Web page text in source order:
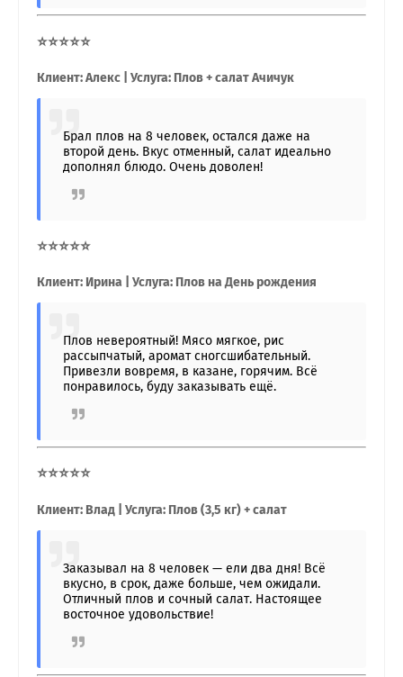
⭐⭐⭐⭐⭐
Клиент: Алекс | Услуга: Плов + салат Ачичук
Брал плов на 8 человек, остался даже на
второй день. Вкус отменный, салат идеально
дополнял блюдо. Очень доволен!
⭐⭐⭐⭐⭐
Клиент: Ирина | Услуга: Плов на День рождения
Плов невероятный! Мясо мягкое, рис
рассыпчатый, аромат сногсшибательный.
Привезли вовремя, в казане, горячим. Всё
понравилось, буду заказывать ещё.
⭐⭐⭐⭐⭐
Клиент: Влад | Услуга: Плов (3,5 кг) + салат
Заказывал на 8 человек — ели два дня! Всё
вкусно, в срок, даже больше, чем ожидали.
Отличный плов и сочный салат. Настоящее
восточное удовольствие!